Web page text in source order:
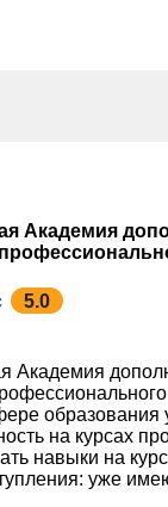
Академия
5.0
Академия
на курсах
навыки на
уже